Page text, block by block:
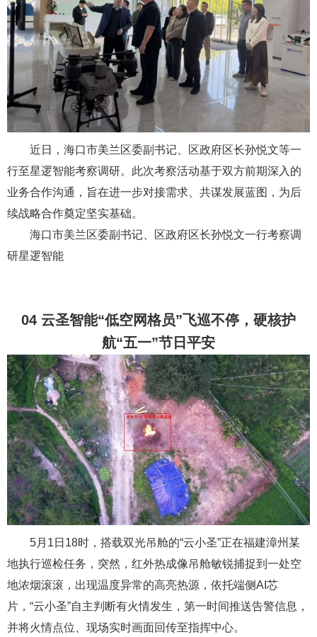
近日，海口市美兰区委副书记、区政府区长孙悦文等一
行至星逻智能考察调研。此次考察活动基于双方前期深入的
业务合作沟通，旨在进一步对接需求、共谋发展蓝图，为后
续战略合作奠定坚实基础。
海口市美兰区委副书记、区政府区长孙悦文一行考察调
研星逻智能
04 云圣智能“低空网格员”飞巡不停，硬核护
航“五一”节日平安
5月1日18时，搭载双光吊舱的“云小圣”正在福建漳州某
地执行巡检任务，突然，红外热成像吊舱敏锐捕捉到一处空
地浓烟滚滚，出现温度异常的高亮热源，依托端侧AI芯
片，“云小圣”自主判断有火情发生，第一时间推送告警信息，
并将火情点位、现场实时画面回传至指挥中心。